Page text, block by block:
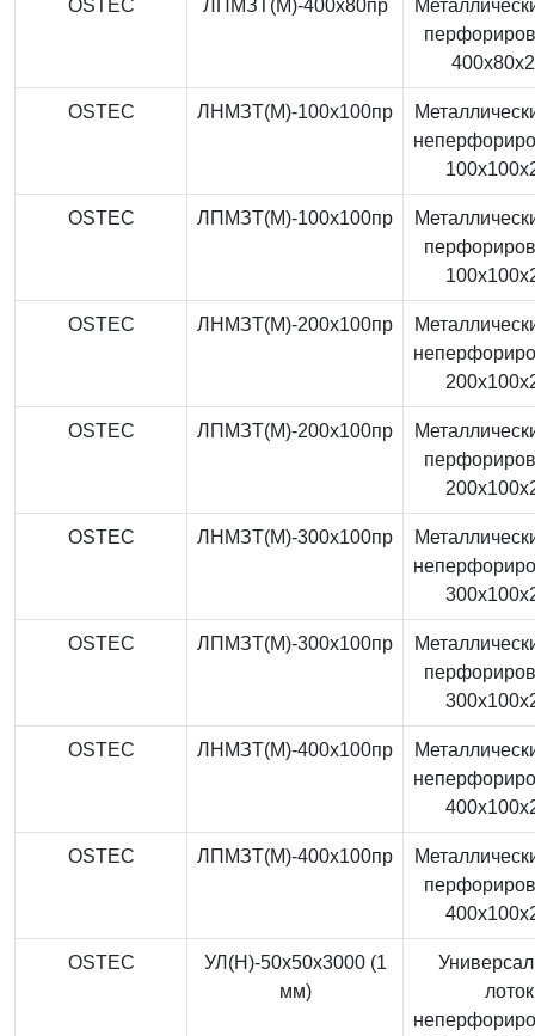
OSTEC ЛПМЗТ(М)-400x80пр
OSTEC ЛНМЗТ(М)-100x100пр
OSTEC ЛПМЗТ(М)-100x100пр
OSTEC ЛНМЗТ(М)-200x100пр
OSTEC ЛПМЗТ(М)-200x100пр
OSTEC ЛНМЗТ(М)-300x100пр
OSTEC ЛПМЗТ(М)-300x100пр
OSTEC ЛНМЗТ(М)-400x100пр
OSTEC ЛПМЗТ(М)-400x100пр
OSTEC
УЛ(Н)-50x50x3000 (1
мм)
лоток